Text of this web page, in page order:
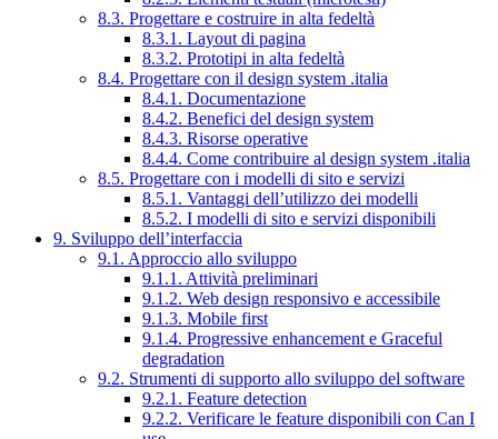
8.3. Progettare e costruire in alta fedeltà
8.3.1. Layout di pagina
8.3.2. Prototipi in alta fedeltà
8.4. Progettare con il design system .italia
8.4.1. Documentazione
8.4.2. Benefici del design system
8.4.3. Risorse operative
8.4.4. Come contribuire al design system .italia
8.5. Progettare con i modelli di sito e servizi
8.5.1. Vantaggi dell’utilizzo dei modelli
8.5.2. I modelli di sito e servizi disponibili
9. Sviluppo dell’interfaccia
9.1. Approccio allo sviluppo
9.1.1. Attività preliminari
9.1.2. Web design responsivo e accessibile
9.1.3. Mobile first
9.1.4. Progressive enhancement e Graceful
degradation
9.2. Strumenti di supporto allo sviluppo del software
9.2.1. Feature detection
9.2.2. Verificare le feature disponibili con Can I